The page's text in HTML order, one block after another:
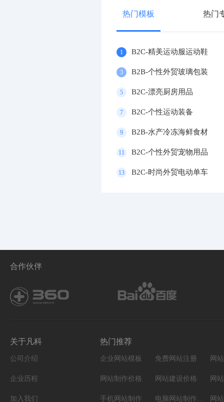
热门模板 热门
1 B2C-精美运动服运动鞋
3 B2B-个性外贸玻璃包装
5 B2C-漂亮厨房用品
7 B2C-个性运动装备
9 B2B-水产冷冻海鲜食材
11 B2C-个性外贸宠物用品
13 B2C-时尚外贸电动单车
合作伙伴
关于凡科
公司介绍
企业历程
加入我们
热门推荐
企业网站模板 免费网站注册 网
网站制作价格 网站建设价格 网
手机网站制作 电脑网站制作设计 网